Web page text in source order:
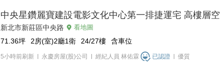
中央星鑽麗寶建設電影文化中心第一排捷運宅 高樓層空
新北市新莊區中央路 看地圖
71.36坪 2房(室)2廳1衛 24/27樓 含車位
5小時前刷新 永慶房屋(股)公司 經紀人員 林佑霖 已認證 優質